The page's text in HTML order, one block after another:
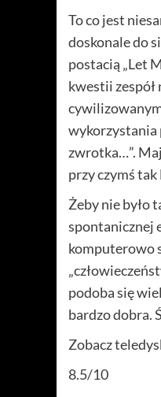
To co jest
doskonale do
postacią „Let
kwestii
wykorzystania
zwrotka…”.
przy czymś
Żeby nie było
spontanicznej
komputerowo
podoba się
bardzo dobra.
Zobacz
8.5/10